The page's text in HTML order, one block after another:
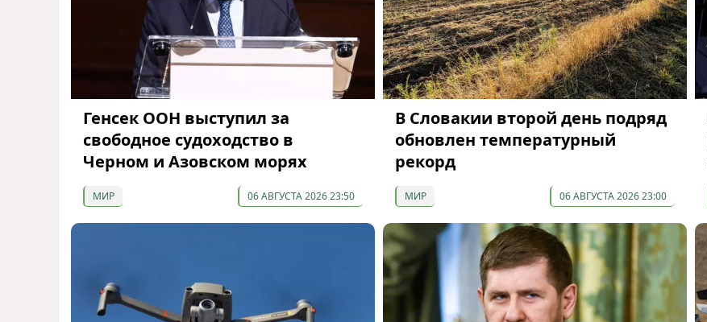
Генсек ООН выступил за
свободное судоходство в
Черном и Азовском морях
МИР 06 АВГУСТА 2026 23:50
В Словакии второй день подряд
обновлен температурный
рекорд
МИР 06 АВГУСТА 2026 23:00